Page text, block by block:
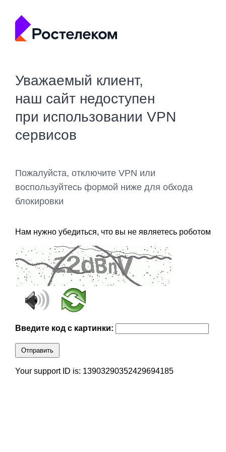
Уважаемый клиент,
наш сайт недоступен
при использовании VPN
сервисов
Пожалуйста, отключите VPN или
воспользуйтесь формой ниже для обхода
блокировки
Нам нужно убедиться, что вы не являетесь роботом
Введите код с картинки:
Отправить
Your support ID is: 13903290352429694185